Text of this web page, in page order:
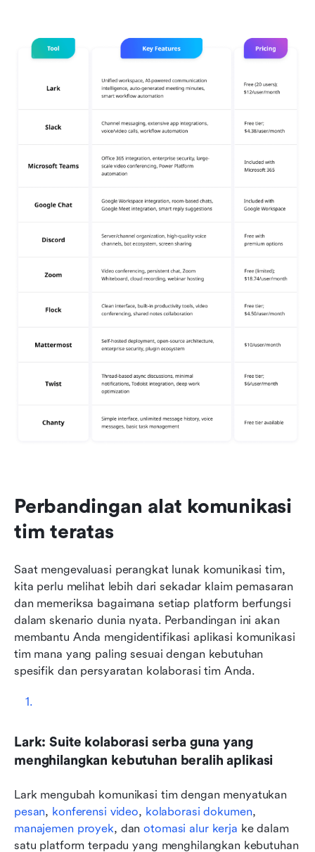
Perbandingan alat komunikasi
tim teratas
Saat mengevaluasi perangkat lunak komunikasi tim,
kita perlu melihat lebih dari sekadar klaim pemasaran
dan memeriksa bagaimana setiap platform berfungsi
dalam skenario dunia nyata. Perbandingan ini akan
membantu Anda mengidentifikasi aplikasi komunikasi
tim mana yang paling sesuai dengan kebutuhan
spesifik dan persyaratan kolaborasi tim Anda.
Lark: Suite kolaborasi serba guna yang
menghilangkan kebutuhan beralih aplikasi
pesan, konferensi video, kolaborasi dokumen
manajemen proyek, dan otomasi alur kerja ke dalam
satu platform terpadu yang menghilangkan kebutuhan